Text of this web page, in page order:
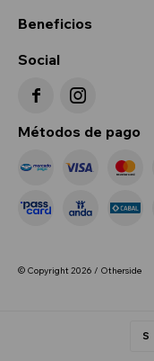
S
Beneficios
Social
 
Métodos de pago
© Copyright 2026 / Otherside